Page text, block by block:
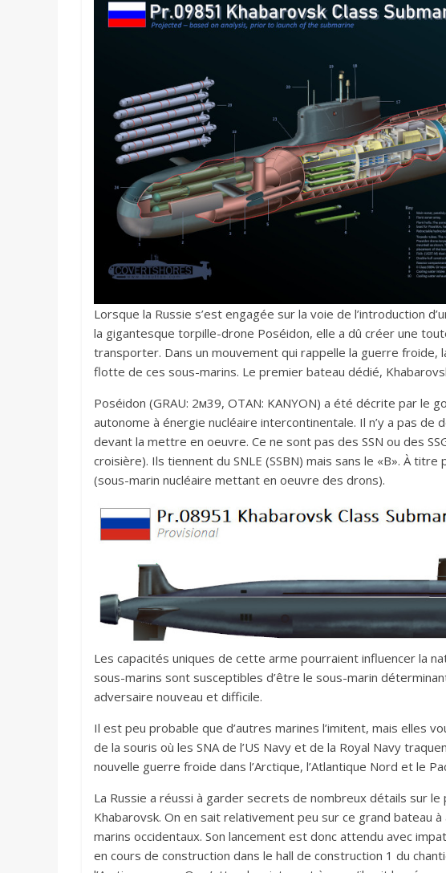
Lorsque la Russie s’est engagée sur la voie de l’introduction
la gigantesque torpille-drone Poséidon, elle a dû créer une
transporter. Dans un mouvement qui rappelle la guerre froide,
flotte de ces sous-marins. Le premier bateau dédié,
Poséidon (GRAU: 2м39, OTAN: KANYON) a été décrite par le
autonome à énergie nucléaire intercontinentale. Il n’y a pas
devant la mettre en oeuvre. Ce ne sont pas des SSN ou des
croisière). Ils tiennent du SNLE (SSBN) mais sans le «B». À
(sous-marin nucléaire mettant en oeuvre des drons).
Les capacités uniques de cette arme pourraient influencer la
sous-marins sont susceptibles d’être le sous-marin
adversaire nouveau et difficile.
Il est peu probable que d’autres marines l’imitent, mais elles
de la souris où les SNA de l’US Navy et de la Royal Navy
nouvelle guerre froide dans l’Arctique, l’Atlantique Nord et le
La Russie a réussi à garder secrets de nombreux détails sur le
Khabarovsk. On en sait relativement peu sur ce grand bateau
marins occidentaux. Son lancement est donc attendu avec
en cours de construction dans le hall de construction 1 du